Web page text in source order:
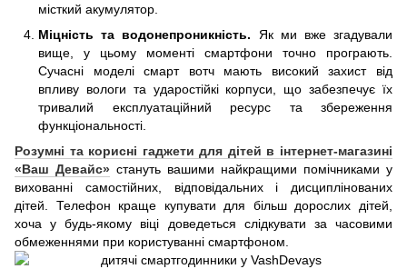
місткий акумулятор.
Міцність та водонепроникність. Як ми вже згадували
вище, у цьому моменті смартфони точно програють.
Сучасні моделі смарт вотч мають високий захист від
впливу вологи та ударостійкі корпуси, що забезпечує їх
тривалий експлуатаційний ресурс та збереження
функціональності.
Розумні та корисні гаджети для дітей в інтернет-магазині
«Ваш Девайс» стануть вашими найкращими помічниками у
вихованні самостійних, відповідальних і дисциплінованих
дітей. Телефон краще купувати для більш дорослих дітей,
хоча у будь-якому віці доведеться слідкувати за часовими
обмеженнями при користуванні смартфоном.